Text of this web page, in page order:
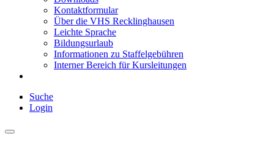
Kontaktformular
Über die VHS Recklinghausen
Leichte Sprache
Bildungsurlaub
Informationen zu Staffelgebühren
Interner Bereich für Kursleitungen
Suche
Login